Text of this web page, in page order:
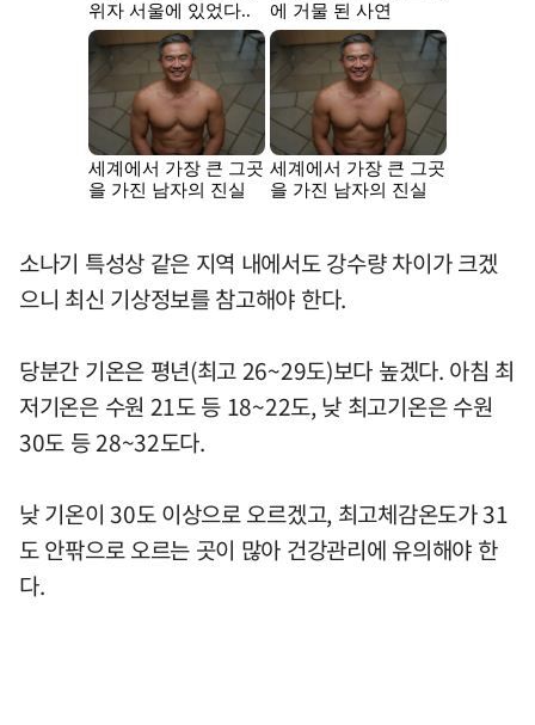
소나기 특성상 같은 지역 내에서도 강수량 차이가 크겠
으니 최신 기상정보를 참고해야 한다.
당분간 기온은 평년(최고 26~29도)보다 높겠다. 아침 최
저기온은 수원 21도 등 18~22도, 낮 최고기온은 수원
30도 등 28~32도다.
낮 기온이 30도 이상으로 오르겠고, 최고체감온도가 31
도 안팎으로 오르는 곳이 많아 건강관리에 유의해야 한
다.